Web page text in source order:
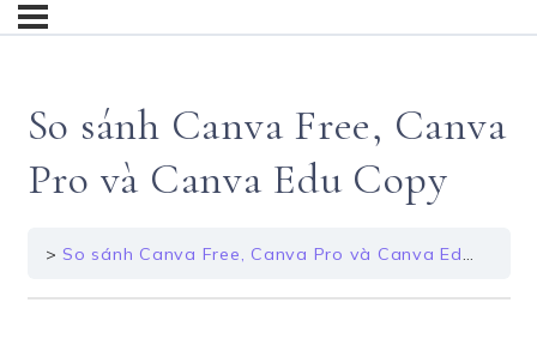
So sánh Canva Free, Canva
Pro và Canva Edu Copy
So sánh Canva Free, Canva Pro và Canva Edu Copy